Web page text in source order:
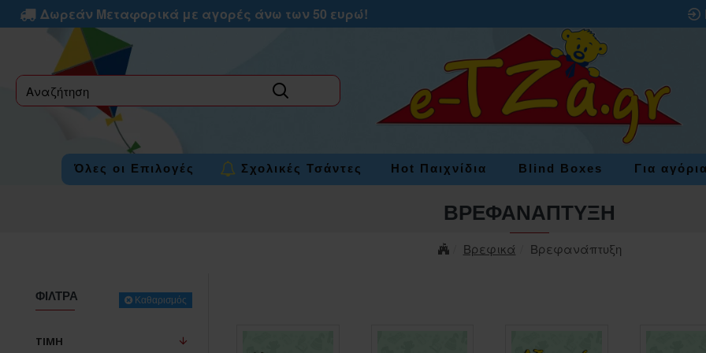
Δωρεάν Μεταφορικά με αγορές άνω των 50 ευρώ!
label
Όλες οι Επιλογές Σχολικές Τσάντες Hot Παιχνίδια Blind Boxes Για
Βρεφικά Βρεφανάπτυξη
ΒΡΕΦΑΝΆΠΤΥΞΗ
ΦΊΛΤΡΑ Καθαρισμός
ΤΙΜΉ